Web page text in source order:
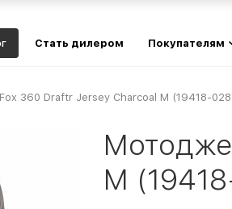
Стать дилером Покупателям
360 Draftr Jersey Charcoal M (19418-
M